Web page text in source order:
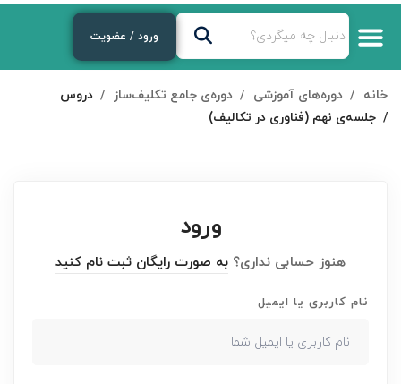
ورود / عضویت
خانه دوره‌های آموزشی دوره‌ی جامع تکلیف‌ساز
دروس
جلسه‌ی نهم (فناوری در تکالیف)
ورود
هنوز حسابی نداری؟ به صورت رایگان ثبت نام کنید
نام کاربری یا ایمیل